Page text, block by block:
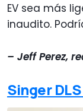
EV sea más
inaudito.
– Jeff Perez,
Singer